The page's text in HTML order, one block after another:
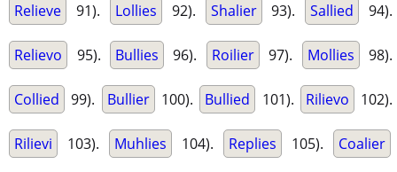
Relieve 91). Lollies 92). Shalier 93). Sallied 94).
Relievo 95). Bullies 96). Roilier 97). Mollies 98).
Collied 99). Bullier 100). Bullied 101). Rilievo 102).
Rilievi 103). Muhlies 104). Replies 105). Coalier